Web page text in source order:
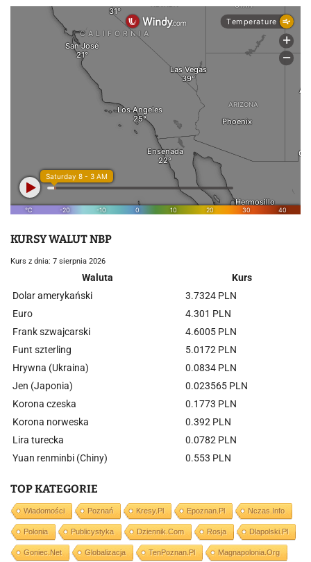
KURSY WALUT NBP
Kurs z dnia: 7 sierpnia 2026
Waluta
Kurs
Dolar amerykański
3.7324 PLN
Euro
4.301 PLN
Frank szwajcarski
4.6005 PLN
Funt szterling
5.0172 PLN
Hrywna (Ukraina)
0.0834 PLN
Jen (Japonia)
0.023565 PLN
Korona czeska
0.1773 PLN
Korona norweska
0.392 PLN
Lira turecka
0.0782 PLN
Yuan renminbi (Chiny)
0.553 PLN
TOP KATEGORIE
Wiadomości Poznań Kresy.pl Epoznan.pl Nczas.info
Polonia Publicystyka Dziennik.com Rosja Dlapolski.pl
Goniec.net Globalizacja TenPoznan.pl Magnapolonia.org